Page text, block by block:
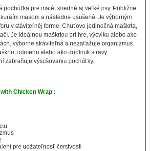
pochúťka pre malé, stredné aj veľké psy. Približne
mäsom a následne usušená. Je výborným
v stáviteľnéj forme. Chuťovo jedinečná maškrta,
Je ideálnou maškrtou pri hre, výcviku alebo ako
výborne stráviteľná a nezaťažuje organizmus
odmenu alebo ako doplnok stravy.
zabraňuje výsušovaniu pochúťky.
Chicken Wrap:
pre udžateľnosť čerstvosti